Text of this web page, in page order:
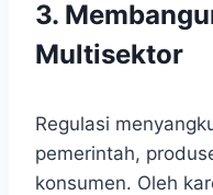
3.
Multisektor
Regulasi
pemerintah,
konsumen. Oleh